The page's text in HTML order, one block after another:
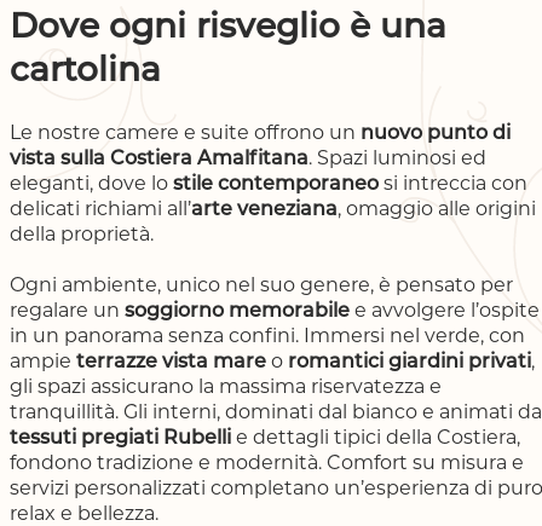
Dove ogni risveglio è una
cartolina
Le nostre camere e suite offrono un nuovo punto di
vista sulla Costiera Amalfitana. Spazi luminosi ed
eleganti, dove lostile contemporaneosi intreccia con
delicati richiami all’arte veneziana, omaggio alle origini
della proprietà.
Ogni ambiente, unico nel suo genere, è pensato per
regalare un soggiorno memorabilee avvolgere l’ospite
in un panorama senza confini. Immersi nel verde, con
ampie terrazze vista mareo romantici giardini privati,
gli spazi assicurano la massima riservatezza e
tranquillità. Gli interni, dominati dal bianco e animati da
tessuti pregiati Rubellie dettagli tipici della Costiera,
fondono tradizione e modernità. Comfort su misura e
servizi personalizzati completano un’esperienza di puro
relax e bellezza.